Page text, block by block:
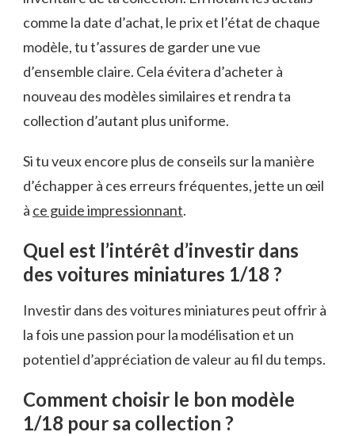
comme la date d’achat, le prix et l’état de chaque
modèle, tu t’assures de garder une vue
d’ensemble claire. Cela évitera d’acheter à
nouveau des modèles similaires et rendra ta
collection d’autant plus uniforme.
Si tu veux encore plus de conseils sur la manière
d’échapper à ces erreurs fréquentes, jette un œil
à ce guide impressionnant.
Quel est l’intérêt d’investir dans
des voitures miniatures 1/18 ?
Investir dans des voitures miniatures peut offrir à
la fois une passion pour la modélisation et un
potentiel d’appréciation de valeur au fil du temps.
Comment choisir le bon modèle
1/18 pour sa collection ?